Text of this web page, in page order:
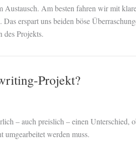
Austausch. Am besten fahren wir mit
erspart uns beiden böse
des Projekts.
Projekt?
– auch preislich – einen
umgearbeitet werden muss.